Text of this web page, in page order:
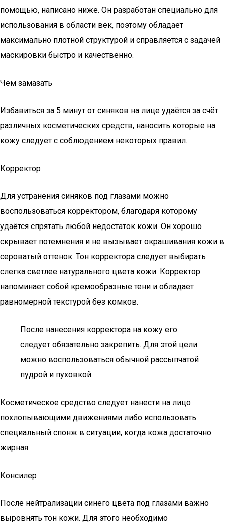
помощью, написано ниже. Он разработан специально для
использования в области век, поэтому обладает
максимально плотной структурой и справляется с задачей
маскировки быстро и качественно.
Чем замазать
Избавиться за 5 минут от синяков на лице удаётся за счёт
различных косметических средств, наносить которые на
кожу следует с соблюдением некоторых правил.
Корректор
Для устранения синяков под глазами можно
воспользоваться корректором, благодаря которому
удаётся спрятать любой недостаток кожи. Он хорошо
скрывает потемнения и не вызывает окрашивания кожи в
сероватый оттенок. Тон корректора следует выбирать
слегка светлее натурального цвета кожи. Корректор
напоминает собой кремообразные тени и обладает
равномерной текстурой без комков.
После нанесения корректора на кожу его
следует обязательно закрепить. Для этой цели
можно воспользоваться обычной рассыпчатой
пудрой и пуховкой.
Косметическое средство следует нанести на лицо
похлопывающими движениями либо использовать
специальный спонж в ситуации, когда кожа достаточно
жирная.
Консилер
После нейтрализации синего цвета под глазами важно
выровнять тон кожи. Для этого необходимо